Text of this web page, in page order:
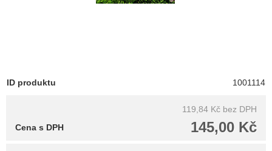
ID produktu 1001114
119,84 Kč bez DPH
145,00 Kč
Cena s DPH